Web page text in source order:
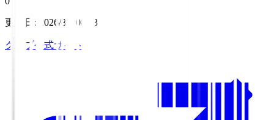
更新日 : 2026/8/6 08:03
クラブ公式サイト